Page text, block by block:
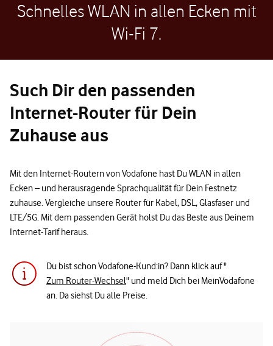
Schnelles WLAN in allen Ecken mit
Wi-Fi 7.
Such Dir den passenden
Internet-Router für Dein
Zuhause aus
Mit den Internet-Routern von Vodafone hast Du WLAN in allen
Ecken – und herausragende Sprachqualität für Dein Festnetz
zuhause. Vergleiche unsere Router für Kabel, DSL, Glasfaser und
LTE/5G. Mit dem passenden Gerät holst Du das Beste aus Deinem
Internet-Tarif heraus.
Du bist schon Vodafone-Kund:in? Dann klick auf "
Zum Router-Wechsel" und meld Dich bei MeinVodafone
an. Da siehst Du alle Preise.